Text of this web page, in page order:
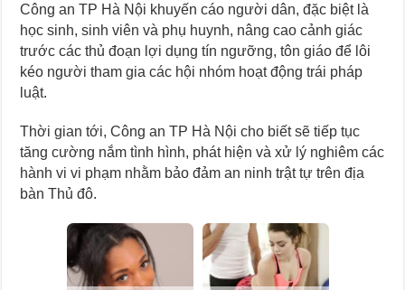
Công an TP Hà Nội khuyến cáo người dân, đặc biệt là
học sinh, sinh viên và phụ huynh, nâng cao cảnh giác
trước các thủ đoạn lợi dụng tín ngưỡng, tôn giáo để lôi
kéo người tham gia các hội nhóm hoạt động trái pháp
luật.
Thời gian tới, Công an TP Hà Nội cho biết sẽ tiếp tục
tăng cường nắm tình hình, phát hiện và xử lý nghiêm các
hành vi vi phạm nhằm bảo đảm an ninh trật tự trên địa
bàn Thủ đô.